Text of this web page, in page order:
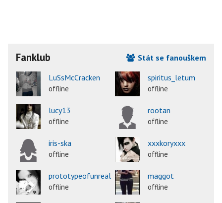
Fanklub
Stát se fanouškem
LuSsMcCracken
offline
spiritus_letum
offline
lucy13
offline
rootan
offline
iris-ska
offline
xxxkoryxxx
offline
prototypeofunreal
offline
maggot
offline